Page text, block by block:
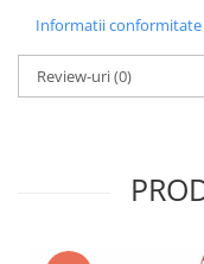
Informatii
Review-uri(0)